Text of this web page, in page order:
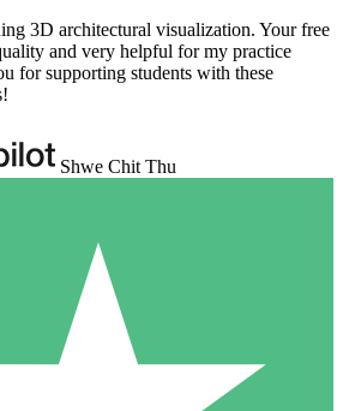
3D architectural visualization. Your free
and very helpful for my practice
for supporting students with these
Shwe Chit Thu